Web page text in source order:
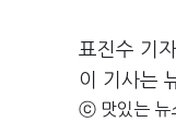
표진수 기
이 기사는
ⓒ 맛있는 뉴